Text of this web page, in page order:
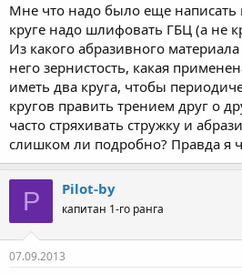
Мне что надо было еще написать
круге надо шлифовать ГБЦ (а не
Из какого абразивного
него зернистость, какая
иметь два круга, чтобы
кругов править трением друг о
часто стряхивать стружку и
слишком ли подробно? Правда я
P Pilot-by
капитан 1-го ранга
07.09.2013